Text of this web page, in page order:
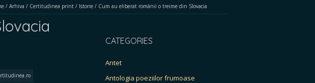
/ Arhiva / Certitudinea print / Istorie / Cum au eliberat românii o treime din Slovacia
CATEGORIES
Antet
Antologia poeziilor frumoase